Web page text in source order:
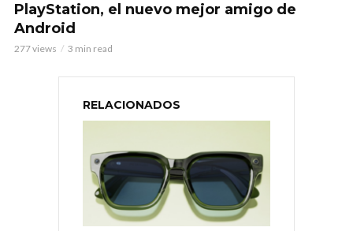
PlayStation, el nuevo mejor amigo de
Android
277 views 3 min read
RELACIONADOS